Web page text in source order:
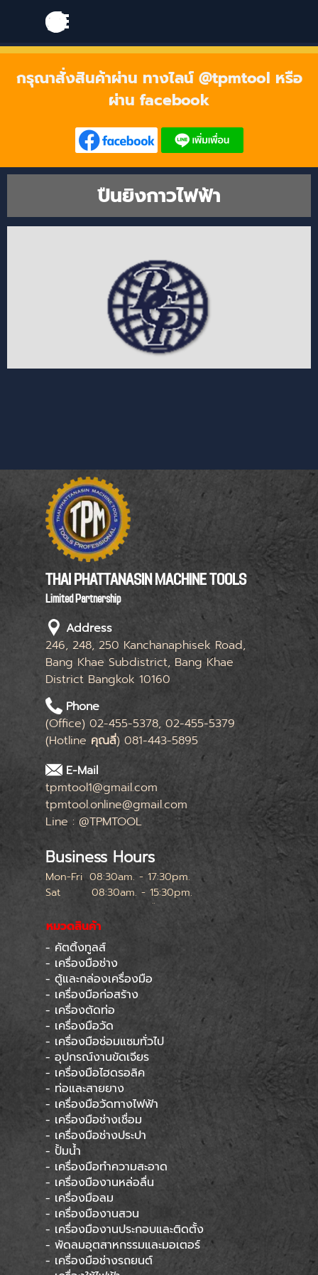
Skip menu
Skip menu
กรุณาสั่งสินค้าผ่าน ทางไลน์ @tpmtool หรือ
ผ่าน facebook
ปืนยิงกาวไฟฟ้า
THAI PHATTANASIN MACHINE TOOLS
Limited Partnership
Address
246, 248, 250 Kanchanaphisek Road,
Bang Khae Subdistrict, Bang Khae
District Bangkok 10160
Phone
(Office) 02-455-5378, 02-455-5379
(Hotline คุณลี่) 081-443-5895
E-Mail
tpmtool1@gmail.com
tpmtool.online@gmail.com
Line : @TPMTOOL
Business Hours
Mon-Fri 08:30am. - 17:30pm.
Sat
08:30am. - 15:30pm.
หยุดทุกเสาร์สุดท้ายของเดือน
หมวดสินค้า
- คัตติ้งทูลส์
- เครื่องมือช่าง
- ตู้และกล่องเครื่องมือ
- เครื่องมือก่อสร้าง
- เครื่องตัดท่อ
- เครื่องมือวัด
- เครื่องมือซ่อมแซมทั่วไป
- อุปกรณ์งานขัดเจียร
- เครื่องมือไฮดรอลิค
- ท่อและสายยาง
- เครื่องมือวัดทางไฟฟ้า
- เครื่องมือช่างเชื่อม
- เครื่องมือช่างประปา
- ปั้มน้ำ
- เครื่องมือทำความสะอาด
- เครื่องมืองานหล่อลื่น
- เครื่องมือลม
- เครื่องมืองานสวน
- เครื่องมืองานประกอบและติดตั้ง
- พัดลมอุตสาหกรรมและมอเตอร์
- เครื่องมือช่างรถยนต์